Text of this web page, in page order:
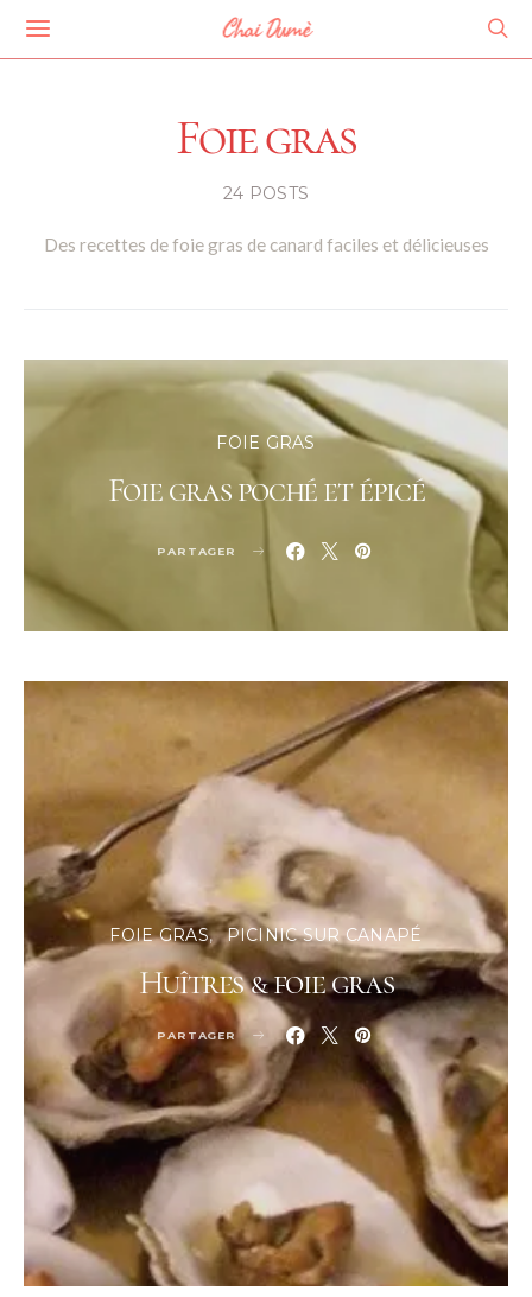
Chai Dumè
Foie gras
24 POSTS
Des recettes de foie gras de canard faciles et délicieuses
FOIE GRAS
Foie gras poché et épicé
PARTAGER
FOIE GRAS PICINIC SUR CANAPÉ
Huîtres & foie gras
PARTAGER